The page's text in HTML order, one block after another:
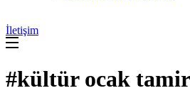
İletişim
#kültür ocak